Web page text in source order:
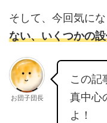
そして、今回気にな
ない、いくつかの
お団子団長
この記
真中心
よ！